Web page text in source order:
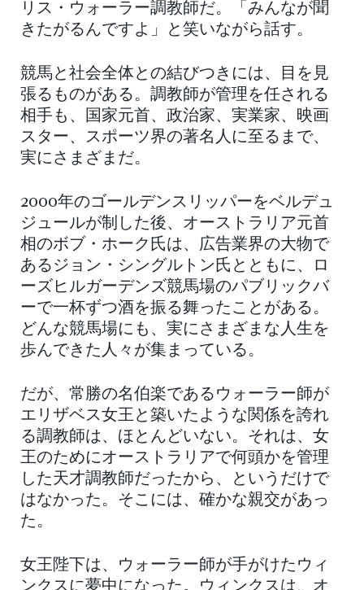
リス・ウォーラー調教師だ。「みんなが聞
きたがるんですよ」と笑いながら話す。
競馬と社会全体との結びつきには、目を見
張るものがある。調教師が管理を任される
相手も、国家元首、政治家、実業家、映画
スター、スポーツ界の著名人に至るまで、
実にさまざまだ。
2000年のゴールデンスリッパーをベルデュ
ジュールが制した後、オーストラリア元首
相のボブ・ホーク氏は、広告業界の大物で
あるジョン・シングルトン氏とともに、ロ
ーズヒルガーデンズ競馬場のパブリックバ
ーで一杯ずつ酒を振る舞ったことがある。
どんな競馬場にも、実にさまざまな人生を
歩んできた人々が集まっている。
だが、常勝の名伯楽であるウォーラー師が
エリザベス女王と築いたような関係を誇れ
る調教師は、ほとんどいない。それは、女
王のためにオーストラリアで何頭かを管理
した天才調教師だったから、というだけで
はなかった。そこには、確かな親交があっ
た。
女王陛下は、ウォーラー師が手がけたウィ